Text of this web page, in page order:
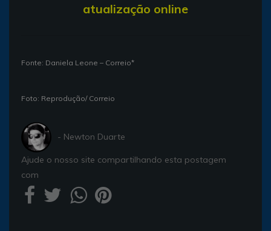
atualização online
Fonte: Daniela Leone – Correio*
Foto: Reprodução/ Correio
- Newton Duarte
Ajude o nosso site compartilhando esta postagem
com